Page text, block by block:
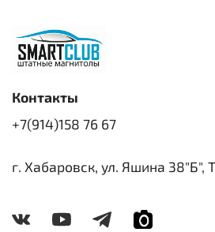
Контакты
+7(914)158 76 67
г. Хабаровск, ул. Яшина 38"Б",